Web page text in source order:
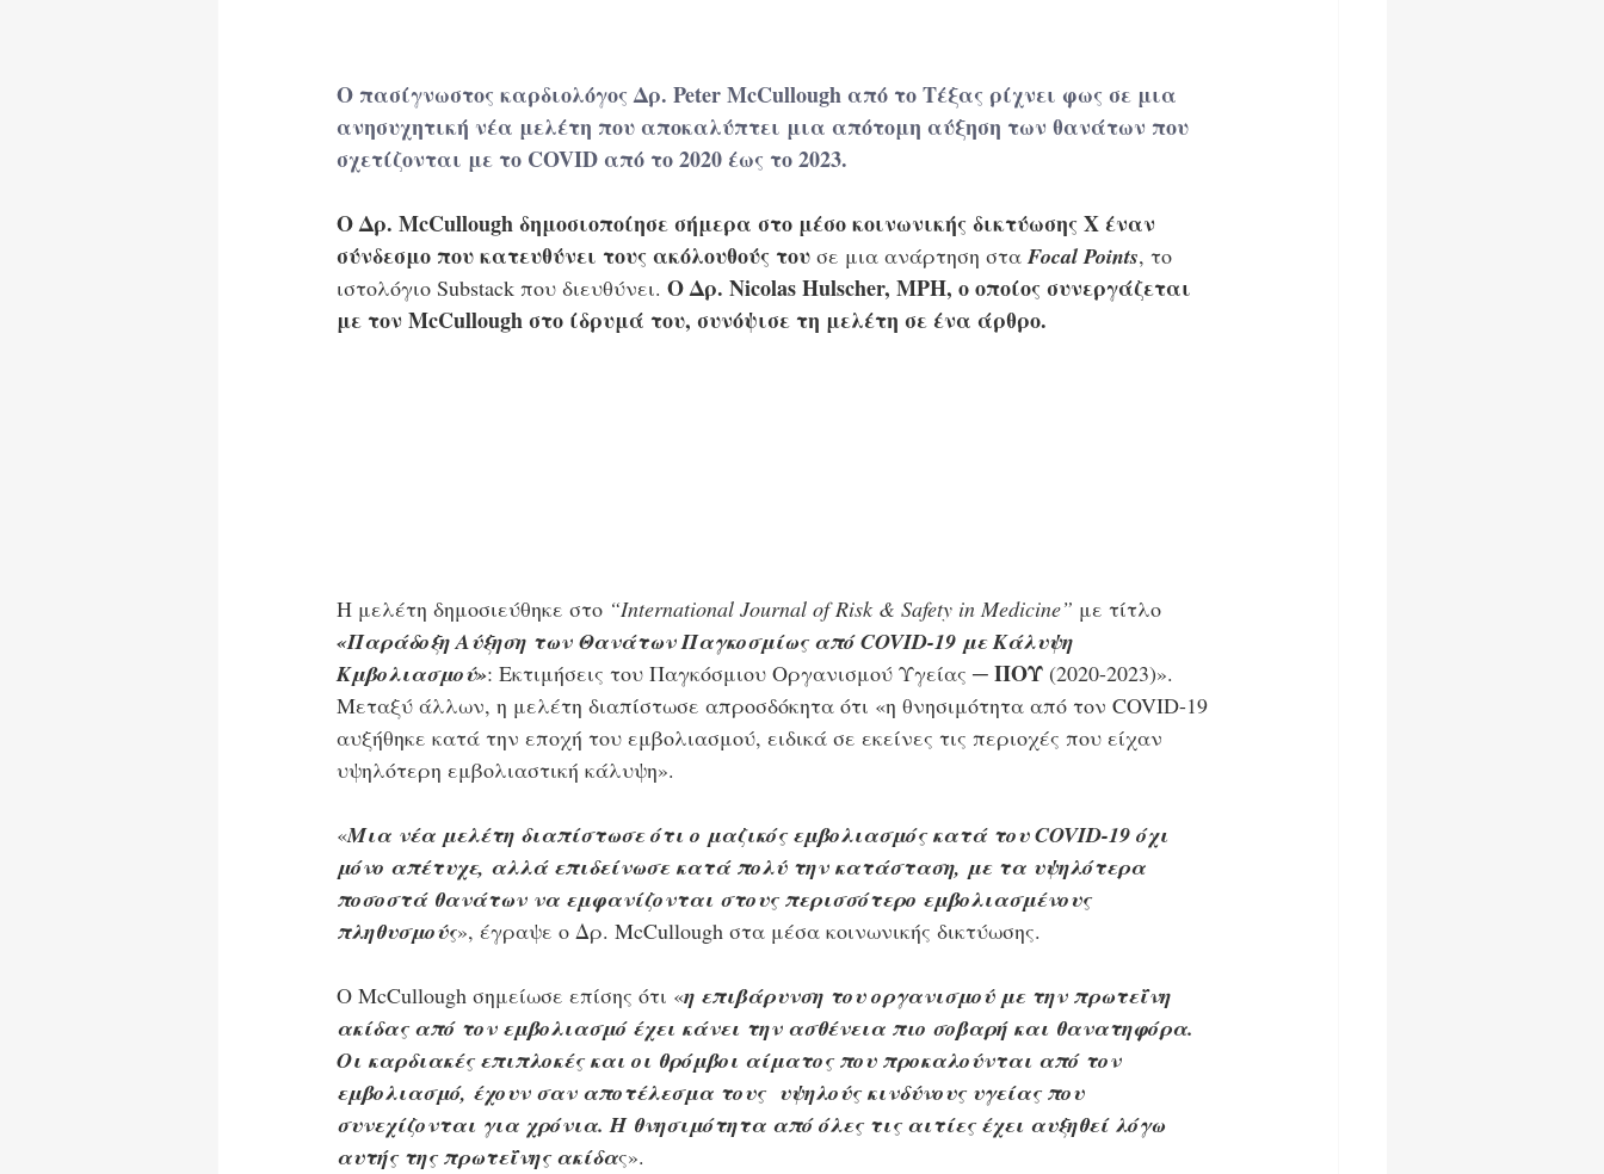
Ο πασίγνωστος καρδιολόγος Δρ. Peter McCullough από το Τέξας ρίχνει φως σε μια
ανησυχητική νέα μελέτη που αποκαλύπτει μια απότομη αύξηση των θανάτων που
σχετίζονται με το COVID από το 2020 έως το 2023.
Ο Δρ. McCullough δημοσιοποίησε σήμερα στο μέσο κοινωνικής δικτύωσης Χ έναν
σύνδεσμο που κατευθύνει τους ακόλουθούς του σε μια ανάρτηση στα Focal Points, το
ιστολόγιο Substack που διευθύνει. Ο Δρ. Nicolas Hulscher, MPH, ο οποίος συνεργάζεται
με τον McCullough στο ίδρυμά του, συνόψισε τη μελέτη σε ένα άρθρο.
Η μελέτη δημοσιεύθηκε στο “International Journal of Risk & Safety in Medicine” με τίτλο
«Παράδοξη Αύξηση των Θανάτων Παγκοσμίως από COVID-19 με Κάλυψη
Κμβολιασμού»: Εκτιμήσεις του Παγκόσμιου Οργανισμού Υγείας ─ ΠΟΥ (2020-2023)».
Μεταξύ άλλων, η μελέτη διαπίστωσε απροσδόκητα ότι «η θνησιμότητα από τον COVID-19
αυξήθηκε κατά την εποχή του εμβολιασμού, ειδικά σε εκείνες τις περιοχές που είχαν
υψηλότερη εμβολιαστική κάλυψη».
«Μια νέα μελέτη διαπίστωσε ότι ο μαζικός εμβολιασμός κατά του COVID-19 όχι
μόνο απέτυχε, αλλά επιδείνωσε κατά πολύ την κατάσταση, με τα υψηλότερα
ποσοστά θανάτων να εμφανίζονται στους περισσότερο εμβολιασμένους
πληθυσμούς», έγραψε ο Δρ. McCullough στα μέσα κοινωνικής δικτύωσης.
Ο McCullough σημείωσε επίσης ότι «η επιβάρυνση του οργανισμού με την πρωτεΐνη
ακίδας από τον εμβολιασμό έχει κάνει την ασθένεια πιο σοβαρή και θανατηφόρα.
Οι καρδιακές επιπλοκές και οι θρόμβοι αίματος που προκαλούνται από τον
εμβολιασμό, έχουν σαν αποτέλεσμα τους  υψηλούς κινδύνους υγείας που
συνεχίζονται για χρόνια. Η θνησιμότητα από όλες τις αιτίες έχει αυξηθεί λόγω
αυτής της πρωτεΐνης ακίδας».